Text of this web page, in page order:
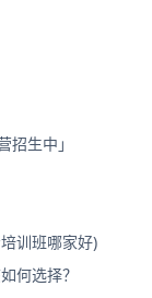
生中」
训班哪家好)
何选择？